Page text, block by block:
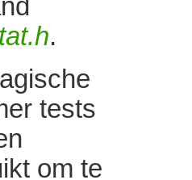
.
tests
om te